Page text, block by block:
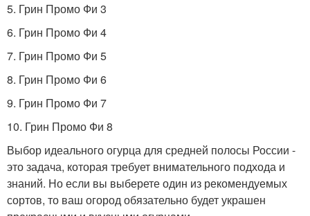
5. Грин Промо Фи 3
6. Грин Промо Фи 4
7. Грин Промо Фи 5
8. Грин Промо Фи 6
9. Грин Промо Фи 7
10. Грин Промо Фи 8
Выбор идеального огурца для средней полосы России -
это задача, которая требует внимательного подхода и
знаний. Но если вы выберете один из рекомендуемых
сортов, то ваш огород обязательно будет украшен